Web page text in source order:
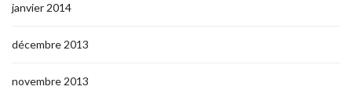
janvier 2014
décembre 2013
novembre 2013